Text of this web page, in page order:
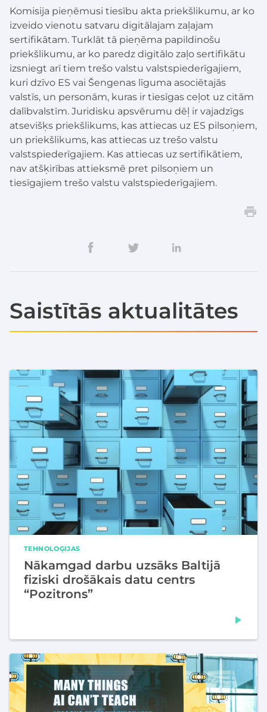
Komisija pieņēmusi tiesību akta priekšlikumu, ar ko
izveido vienotu satvaru digitālajam zaļajam
sertifikātam. Turklāt tā pieņēma papildinošu
priekšlikumu, ar ko paredz digitālo zaļo sertifikātu
izsniegt arī tiem trešo valstu valstspiederīgajiem,
kuri dzīvo ES vai Šengenas līguma asociētajās
valstīs, un personām, kuras ir tiesīgas ceļot uz citām
dalībvalstīm. Juridisku apsvērumu dēļ ir vajadzīgs
atsevišķs priekšlikums, kas attiecas uz ES pilsoņiem,
un priekšlikums, kas attiecas uz trešo valstu
valstspiederīgajiem. Kas attiecas uz sertifikātiem,
nav atšķirības attieksmē pret pilsoņiem un
tiesīgajiem trešo valstu valstspiederīgajiem.
Saistītās aktualitātes
TEHNOLOĢIJAS
Nākamgad darbu uzsāks Baltijā
fiziski drošākais datu centrs
“Pozitrons”